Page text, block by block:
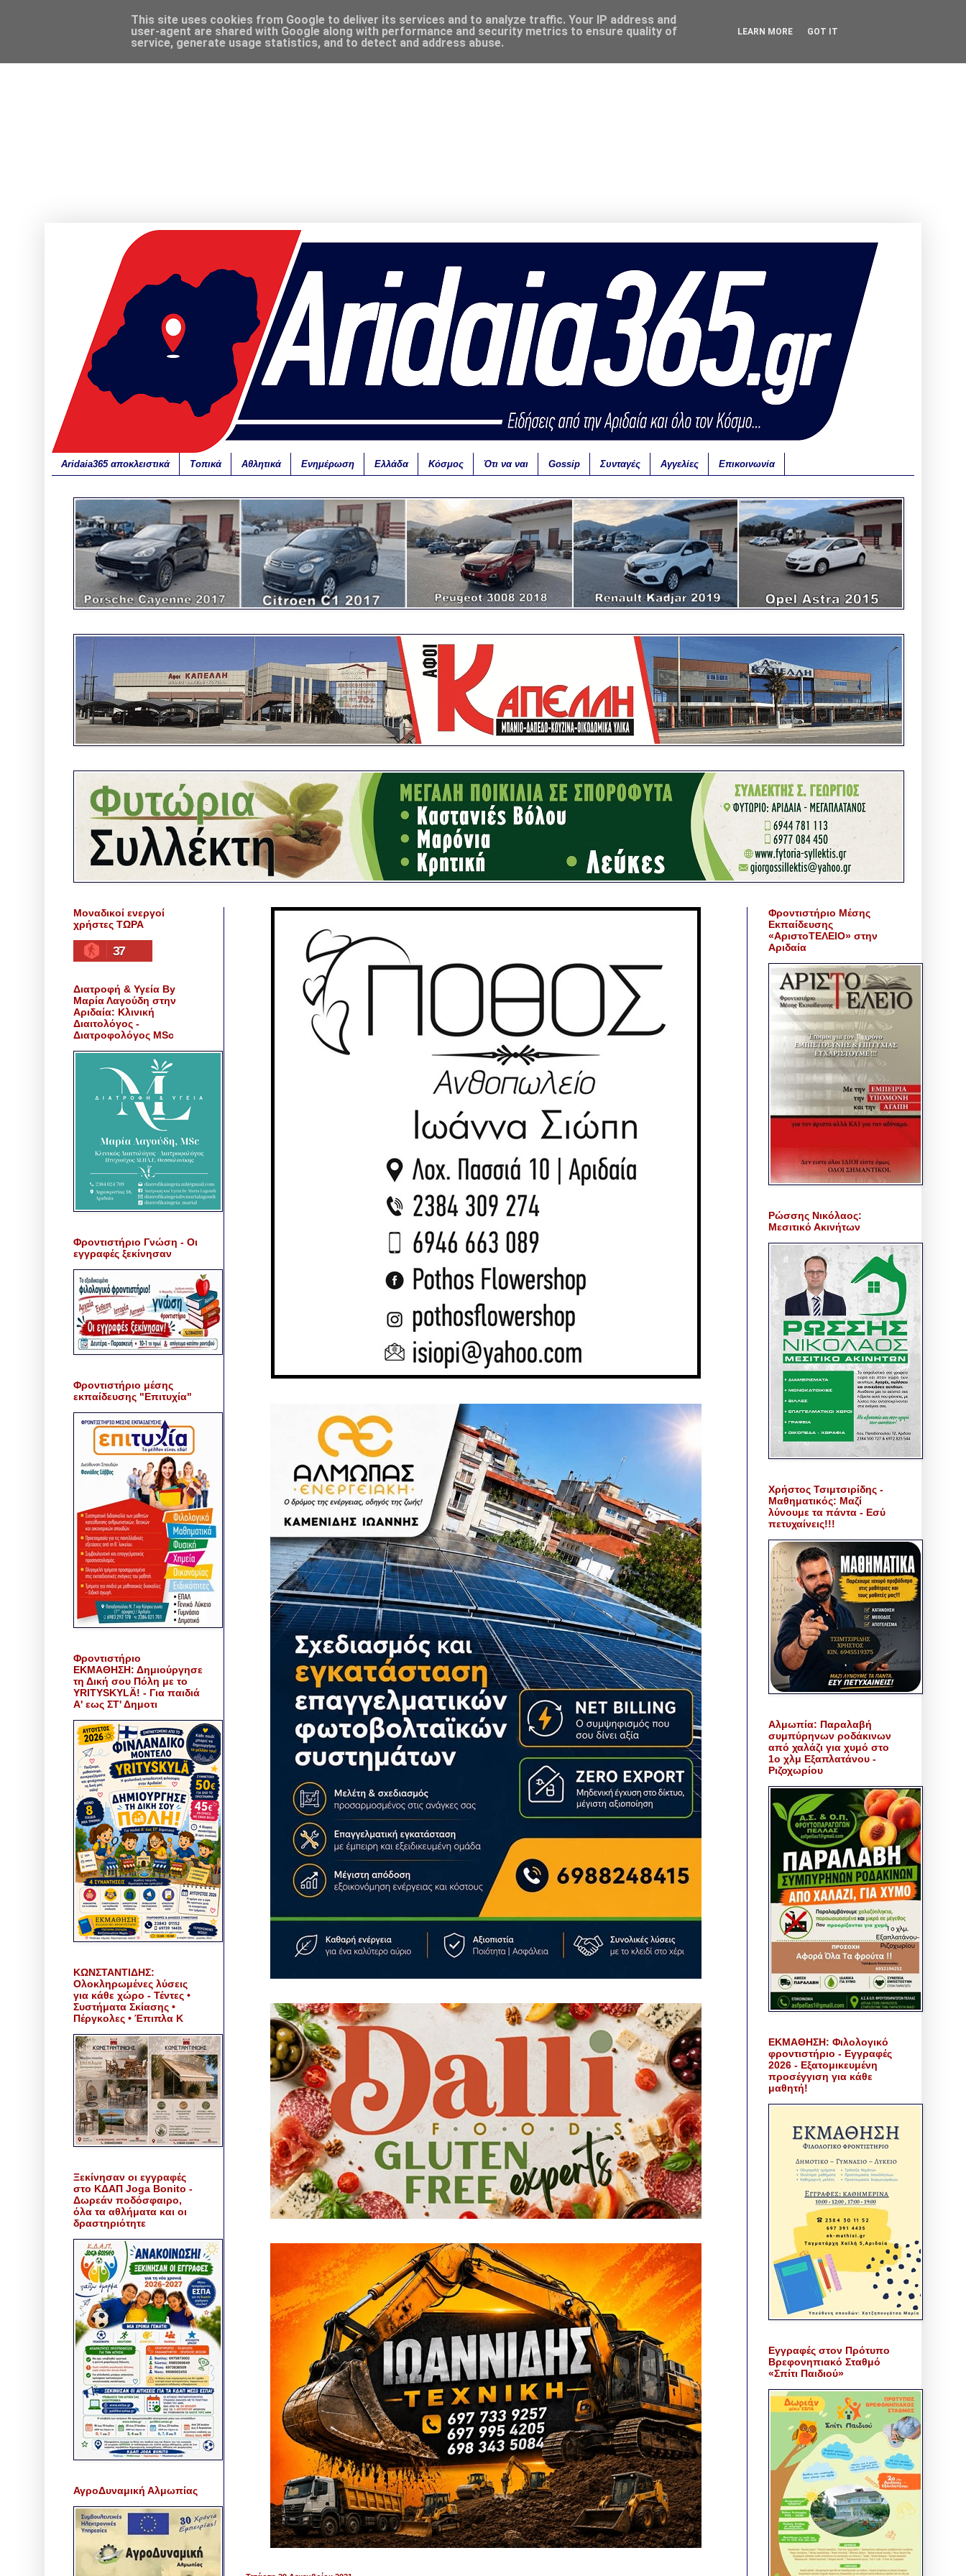
Aridaia365 αποκλειστικά Τοπικά Αθλητικά Ενημέρωση Ελλάδα Κόσμος Ότι να ναι Gossip Συνταγές Αγγελίες Επικοινωνία
Μοναδικοί ενεργοί
χρήστες ΤΩΡΑ
37
Διατροφή & Υγεία By
Μαρία Λαγούδη στην
Αριδαία: Κλινική
Διαιτολόγος -
Διατροφολόγος MSc
Φροντιστήριο Γνώση - Οι
εγγραφές ξεκίνησαν
Φροντιστήριο μέσης
εκπαίδευσης "Επιτυχία"
Φροντιστήριο
ΕΚΜΑΘΗΣΗ: Δημιούργησε
τη Δική σου Πόλη με το
YRITYSKYLÄ! - Για παιδιά
Α' εως ΣΤ' Δημοτι
ΚΩΝΣΤΑΝΤΙΔΗΣ:
Ολοκληρωμένες λύσεις
για κάθε χώρο - Τέντες •
Συστήματα Σκίασης •
Πέργκολες • Έπιπλα Κ
Ξεκίνησαν οι εγγραφές
στο ΚΔΑΠ Joga Bonito -
Δωρεάν ποδόσφαιρο,
όλα τα αθλήματα και οι
δραστηριότητε
ΑγροΔυναμική Αλμωπίας
Φροντιστήριο Μέσης
Εκπαίδευσης
«ΑριστοΤΕΛΕΙΟ» στην
Αριδαία
Ρώσσης Νικόλαος:
Μεσιτικό Ακινήτων
Χρήστος Τσιμτσιρίδης -
Μαθηματικός: Μαζί
λύνουμε τα πάντα - Εσύ
πετυχαίνεις!!!
Αλμωπία: Παραλαβή
συμπύρηνων ροδάκινων
από χαλάζι για χυμό στο
1ο χλμ Εξαπλατάνου -
Ριζοχωρίου
ΕΚΜΑΘΗΣΗ: Φιλολογικό
φροντιστήριο - Εγγραφές
2026 - Εξατομικευμένη
προσέγγιση για κάθε
μαθητή!
Εγγραφές στον Πρότυπο
Βρεφονηπιακό Σταθμό
«Σπίτι Παιδιού»
This site uses cookies from Google to deliver its services and to analyze traffic. Your IP address and
user-agent are shared with Google along with performance and security metrics to ensure quality of
service, generate usage statistics, and to detect and address abuse.
LEARN MORE GOT IT